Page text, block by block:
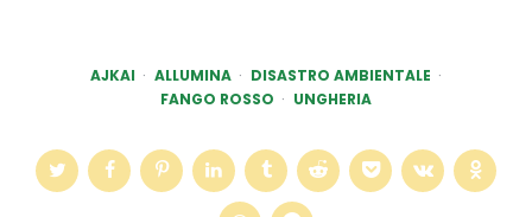
AJKAI ALLUMINA
DISASTRO AMBIENTALE
FANGO ROSSO
UNGHERIA